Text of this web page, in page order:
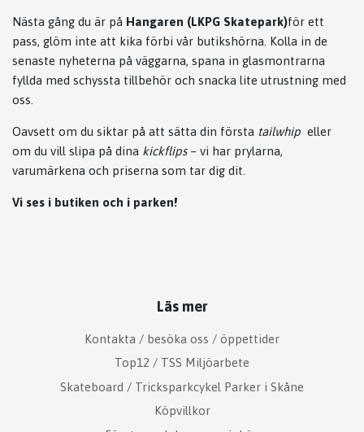
Nästa gång du är på Hangaren (LKPG Skatepark)för ett
pass, glöm inte att kika förbi vår butikshörna. Kolla in de
senaste nyheterna på väggarna, spana in glasmontrarna
fyllda med schyssta tillbehör och snacka lite utrustning med
oss.
Oavsett om du siktar på att sätta din första tailwhip eller
om du vill slipa på dina kickflips– vi har prylarna,
varumärkena och priserna som tar dig dit.
Vi ses i butiken och i parken!
Läs mer
Kontakta / besöka oss / öppettider
Top12 / TSS Miljöarbete
Skateboard / Tricksparkcykel Parker i Skåne
Köpvillkor